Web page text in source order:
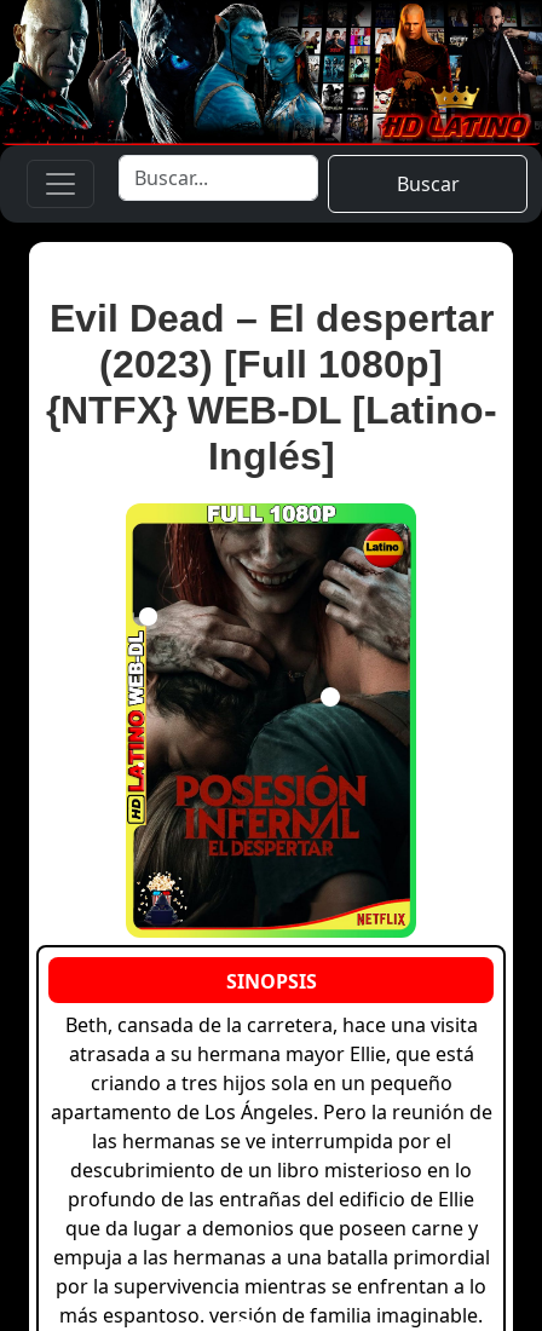
Buscar
Evil Dead – El despertar
(2023) [Full 1080p]
{NTFX} WEB-DL [Latino-
Inglés]
Beth, cansada de la carretera, hace una visita
atrasada a su hermana mayor Ellie, que está
criando a tres hijos sola en un pequeño
apartamento de Los Ángeles. Pero la reunión de
las hermanas se ve interrumpida por el
descubrimiento de un libro misterioso en lo
profundo de las entrañas del edificio de Ellie
que da lugar a demonios que poseen carne y
empuja a las hermanas a una batalla primordial
por la supervivencia mientras se enfrentan a lo
más espantoso. versión de familia imaginable.